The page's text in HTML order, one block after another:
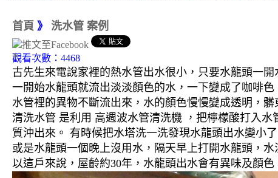
首頁 》 洗水管 案例
觀看次數：4468
古先生來電說家裡的熱水管出水很小，只要水龍頭一
一開始水龍頭就流出淡淡顏色的水，一下變成了咖啡
水管裡的異物不斷流出來，水的顏色慢慢變成透明，
清洗水管 是利用 高週波水管清洗機 ，把檸檬酸打入
質沖出來。 有時候把水塔洗一洗發現水龍頭出水變小
或是水龍頭一個晚上沒用水，隔天早上打開水龍頭，
以這戶來說，屋齡約30年，水龍頭出水會有異味及顏